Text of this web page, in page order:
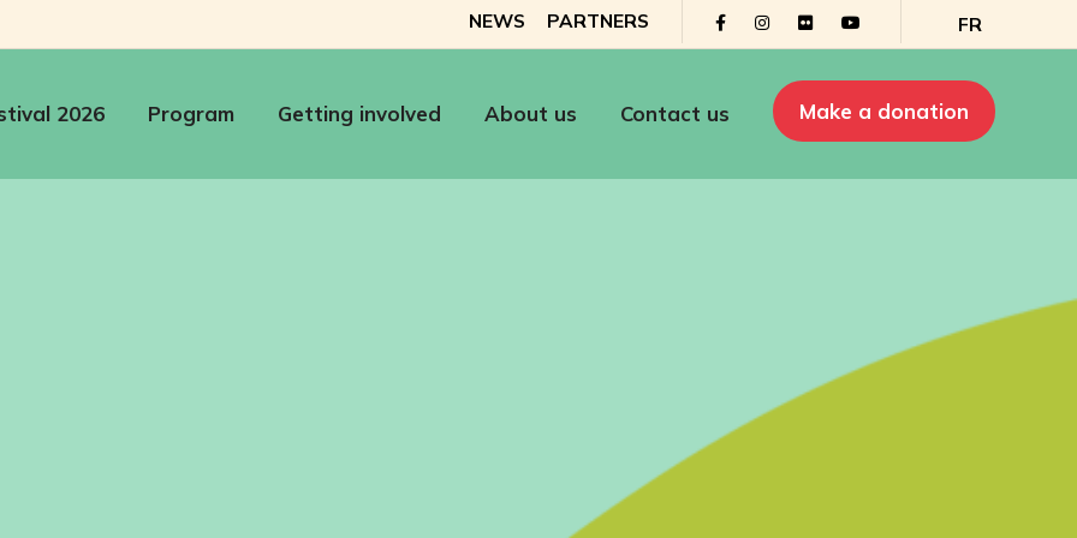
NEWS PARTNERS FR
2026 Program Getting involved About us Contact us Make a donation